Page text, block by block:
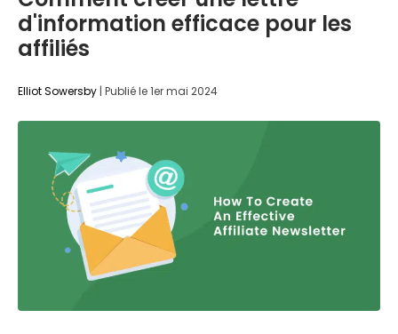
d'information efficace pour les
affiliés
Elliot Sowersby | Publié le1er mai 2024